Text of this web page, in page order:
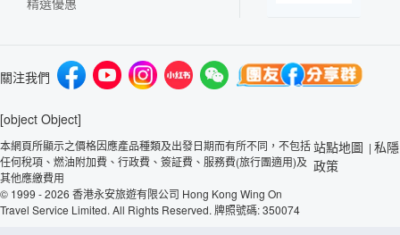
關注我們
[object Object]
本網頁所顯示之價格因應產品種類及出發日期而有所不同，不包括
任何稅項、燃油附加費、行政費、簽証費、服務費(旅行團適用)及
其他應繳費用
© 1999 - 2026 香港永安旅遊有限公司 Hong Kong Wing On
Travel Service Limited. All Rights Reserved. 牌照號碼: 350074
站點地圖 | 私隱
政策